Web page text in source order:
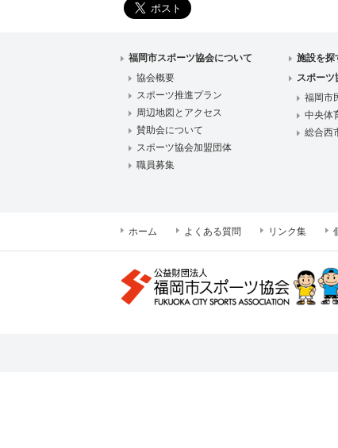
福岡市スポーツ協会について
協会概要
スポーツ推進プラン
周辺地図とアクセス
賛助会について
スポーツ協会加盟団体
職員募集
施設を探
スポーツ
福岡市
中央体
総合西
ホーム よくある質問 リンク集